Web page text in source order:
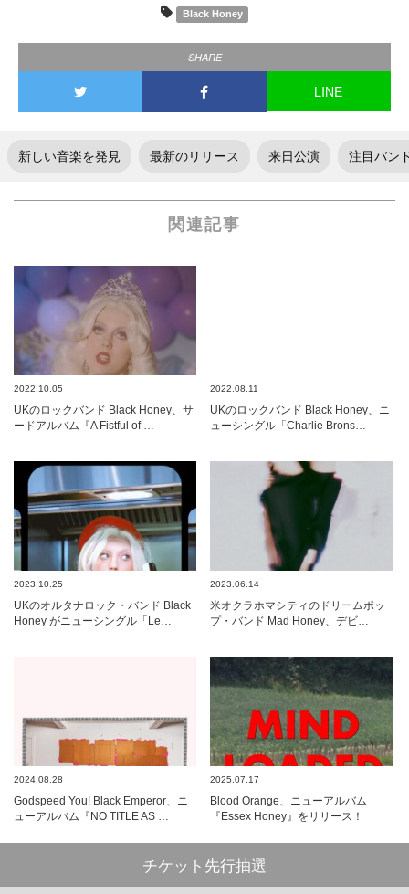
Black Honey
- SHARE -
LINE
新しい音楽を発見 最新のリリース 来日公演 注目バン
関連記事
2022.10.05
UKのロックバンド Black Honey、サ
ードアルバム『A Fistful of …
2022.08.11
UKのロックバンド Black Honey、ニ
ューシングル「Charlie Brons…
2023.10.25
UKのオルタナロック・バンド Black
Honey がニューシングル「Le…
2023.06.14
米オクラホマシティのドリームポッ
プ・バンド Mad Honey、デビ…
2024.08.28
Godspeed You! Black Emperor、ニ
ューアルバム『NO​ ​TITLE AS …
2025.07.17
Blood Orange、ニューアルバム
『Essex Honey』をリリース！
チケット先行抽選